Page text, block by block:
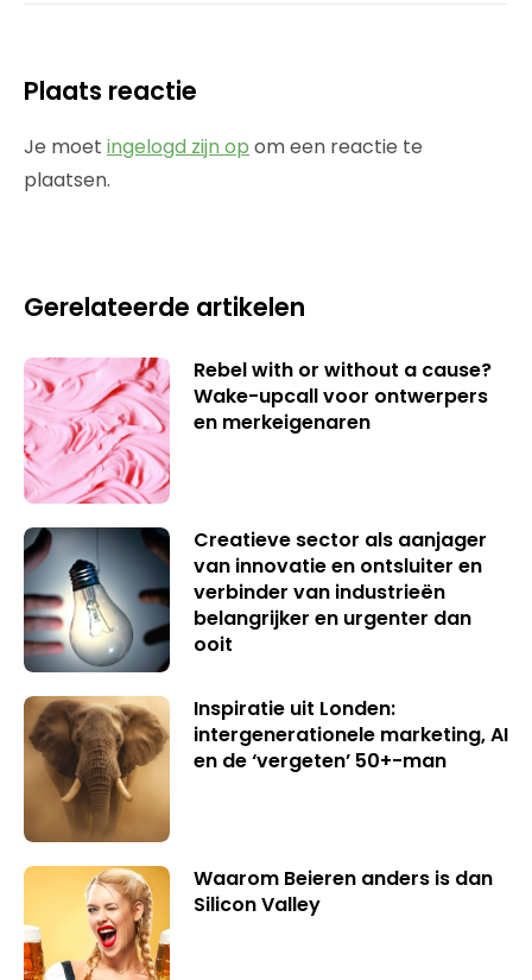
Plaats reactie
Je moet ingelogd zijn op om een reactie te
plaatsen.
Gerelateerde artikelen
Rebel with or without a cause?
Wake-upcall voor ontwerpers
en merkeigenaren
Creatieve sector als aanjager
van innovatie en ontsluiter en
verbinder van industrieën
belangrijker en urgenter dan
ooit
Inspiratie uit Londen:
intergenerationele marketing, AI
en de ‘vergeten’ 50+-man
Waarom Beieren anders is dan
Silicon Valley